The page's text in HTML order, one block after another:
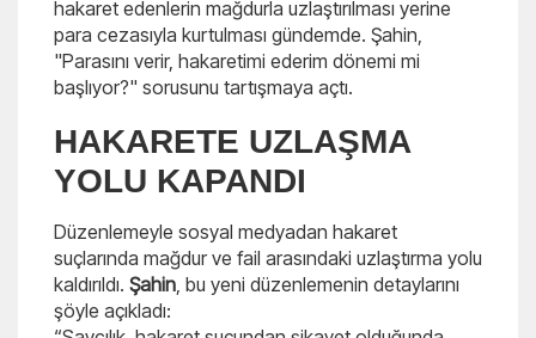
hakaret edenlerin mağdurla uzlaştırılması yerine
para cezasıyla kurtulması gündemde. Şahin,
"Parasını verir, hakaretimi ederim dönemi mi
başlıyor?" sorusunu tartışmaya açtı.
HAKARETE UZLAŞMA
YOLU KAPANDI
Düzenlemeyle sosyal medyadan hakaret
suçlarında mağdur ve fail arasındaki uzlaştırma yolu
kaldırıldı. Şahin, bu yeni düzenlemenin detaylarını
şöyle açıkladı: